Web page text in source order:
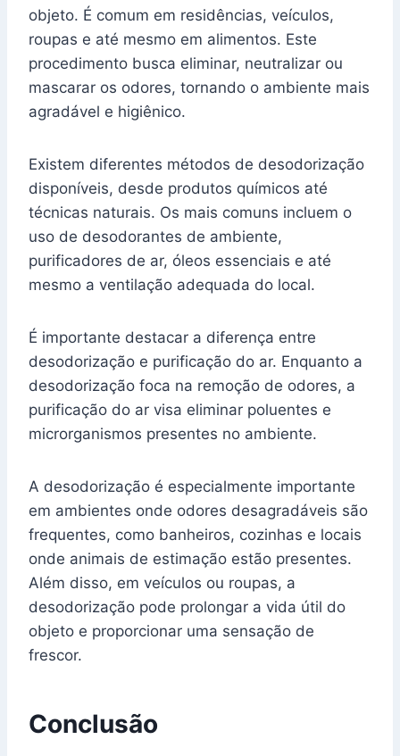
objeto. É comum em residências, veículos,
roupas e até mesmo em alimentos. Este
procedimento busca eliminar, neutralizar ou
mascarar os odores, tornando o ambiente mais
agradável e higiênico.
Existem diferentes métodos de desodorização
disponíveis, desde produtos químicos até
técnicas naturais. Os mais comuns incluem o
uso de desodorantes de ambiente,
purificadores de ar, óleos essenciais e até
mesmo a ventilação adequada do local.
É importante destacar a diferença entre
desodorização e purificação do ar. Enquanto a
desodorização foca na remoção de odores, a
purificação do ar visa eliminar poluentes e
microrganismos presentes no ambiente.
A desodorização é especialmente importante
em ambientes onde odores desagradáveis são
frequentes, como banheiros, cozinhas e locais
onde animais de estimação estão presentes.
Além disso, em veículos ou roupas, a
desodorização pode prolongar a vida útil do
objeto e proporcionar uma sensação de
frescor.
Conclusão